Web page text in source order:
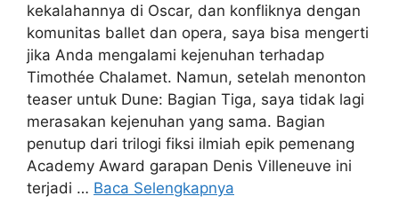
kekalahannya di Oscar, dan konfliknya dengan
komunitas ballet dan opera, saya bisa mengerti
jika Anda mengalami kejenuhan terhadap
Timothée Chalamet. Namun, setelah menonton
teaser untuk Dune: Bagian Tiga, saya tidak lagi
merasakan kejenuhan yang sama. Bagian
penutup dari trilogi fiksi ilmiah epik pemenang
Academy Award garapan Denis Villeneuve ini
terjadi … Baca Selengkapnya